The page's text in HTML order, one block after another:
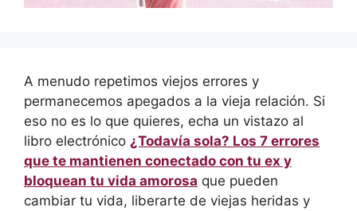
A menudo repetimos viejos errores y
permanecemos apegados a la vieja relación. Si
eso no es lo que quieres, echa un vistazo al
libro electrónico ¿Todavía sola? Los 7 errores
que te mantienen conectado con tu ex y
bloquean tu vida amorosa que pueden
cambiar tu vida, liberarte de viejas heridas y